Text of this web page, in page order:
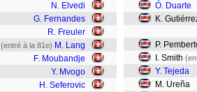
N. Elvedi
G. Fernandes
R. Freuler
(entré à la 81e) M. Lang
F. Moubandje
Y. Mvogo
H. Seferovic
Ó. Duarte
K.
P.
I. Smith
Y. Tejeda
M. Ureña